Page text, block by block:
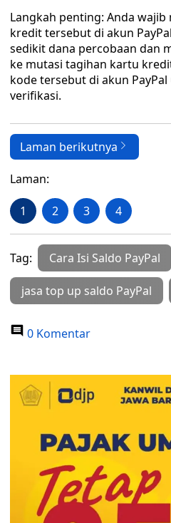
Langkah penting: Anda
kredit tersebut di akun
sedikit dana percobaan dan
ke mutasi tagihan kartu
kode tersebut di akun
verifikasi.
Laman berikutnya
Laman:
1 2 3 4
Tag: Cara Isi Saldo PayPal
jasa top up saldo PayPal
0 Komentar